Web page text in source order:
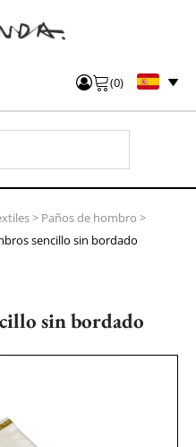
(0)
> Paños de hombro >
sencillo sin bordado
sin bordado